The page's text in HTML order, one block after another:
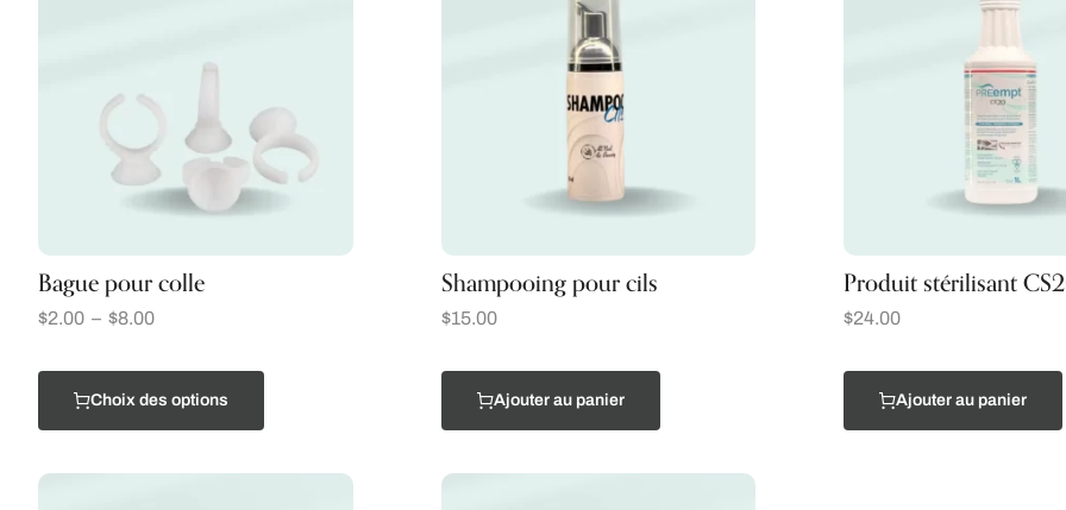
Bague pour colle
$2.00 – $8.00
Choix des options
Shampooing pour cils
$15.00
Ajouter au panier
Produit stérilisant
$24.00
Ajouter au panier